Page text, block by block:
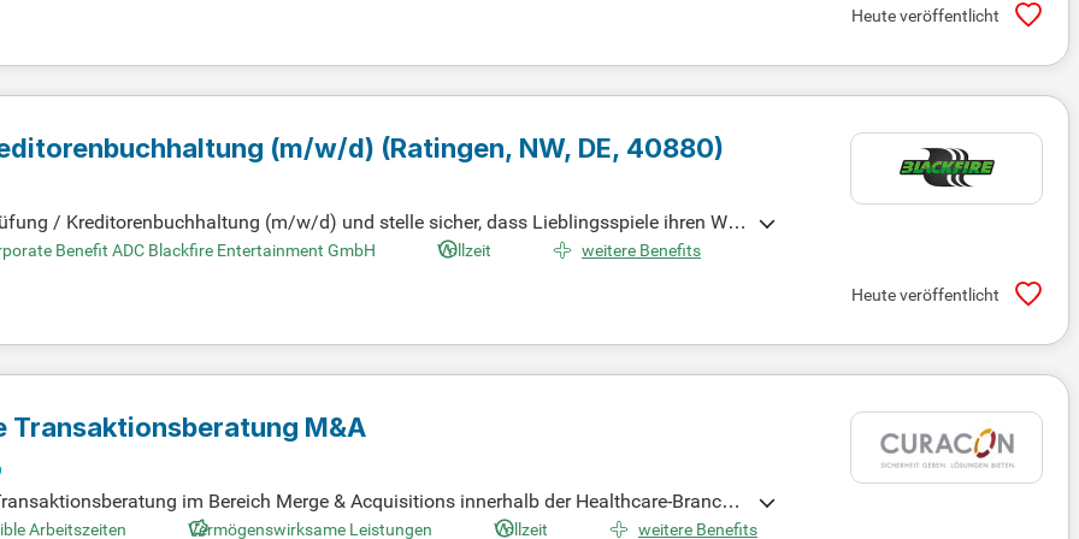
Heute veröffentlicht
(m/w/d) (Ratingen, NW, DE, 40880)
/ Kreditorenbuchhaltung (m/w/d) und stelle sicher, dass Lieblingsspiele ihren Weg
europäischen Distributoren für Trading Card Games, Brettspiele und Zubehör. Wir
bringen wir hochwertige Produkte zuverlässig auf den Markt und begeistern di
Benefit ADC Blackfire Entertainment GmbH Vollzeit weitere Benefits
Heute veröffentlicht
Transaktionsberatung M&A
Hamburg, Münster, Ratingen, Berlin, Köln, Darmstadt, Freiburg, Hannover, Leipzig, München, Nürnberg
im Bereich Merge & Acquisitions innerhalb der Healthcare-Branche.
einschließlich Financial Due Diligences und Unternehmensbew
Arbeitszeiten Vermögenswirksame Leistungen Vollzeit weitere Benefits